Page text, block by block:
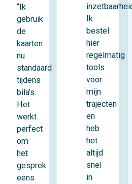
“Ik
gebruik
de
kaarten
nu
standaard
tijdens
bila’s.
Het
werkt
perfect
om
het
gesprek
eens
Ik
bestel
hier
regelmatig
tools
voor
mijn
trajecten
en
heb
het
altijd
snel
in